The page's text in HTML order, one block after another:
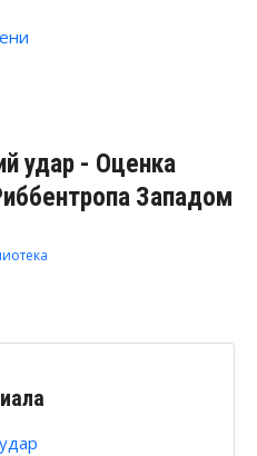
удар - Оценка
Западом